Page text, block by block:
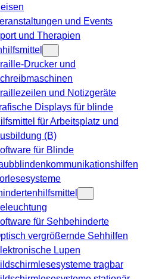
und Events
und Therapien
Drucker und
und Notizgeräte
Displays für blinde
für Arbeitsplatz und
(B)
für Blinde
für Sehbehinderte
vergrößernde Sehhilfen
Lupen
tragbar